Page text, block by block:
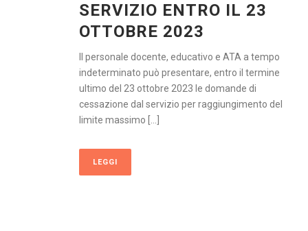
SERVIZIO ENTRO IL 23
OTTOBRE 2023
Il personale docente, educativo e ATA a tempo
indeterminato può presentare, entro il termine
ultimo del 23 ottobre 2023 le domande di
cessazione dal servizio per raggiungimento del
limite massimo [...]
LEGGI